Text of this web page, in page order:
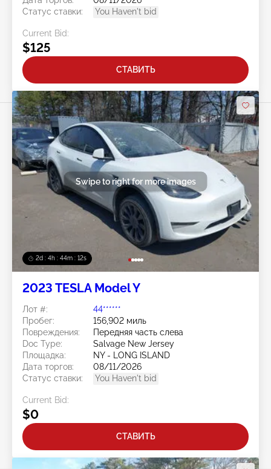
Статус ставки:
You Haven't bid
Current Bid:
$125
СТАВИТЬ
2d : 4h : 44m : 09s
Swipe to right for more images
2023 TESLA Model Y
Лот #:
44******
Пробег:
156,902 миль
Повреждения:
Передняя часть слева
Doc Type:
Salvage New Jersey
Площадка:
NY - LONG ISLAND
Дата торгов:
08/11/2026
Статус ставки:
You Haven't bid
Current Bid:
$0
СТАВИТЬ